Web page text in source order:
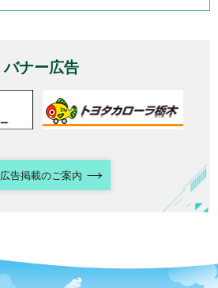
バナー広告
広告掲載のご案内